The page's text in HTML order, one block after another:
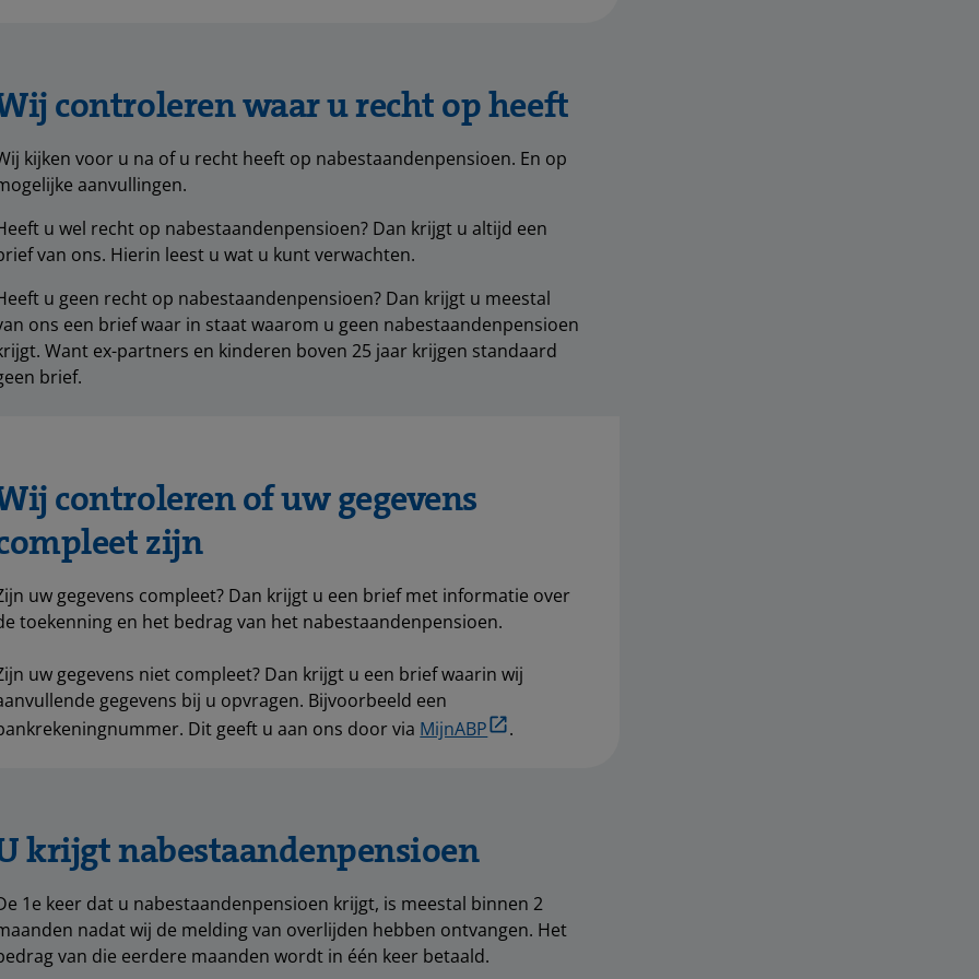
controleren waar u recht op heeft
kijken voor u na of u recht heeft op nabestaandenpensioen. En op
aanvullingen.
u wel recht op nabestaandenpensioen? Dan krijgt u altijd een
van ons. Hierin leest u wat u kunt verwachten.
u geen recht op nabestaandenpensioen? Dan krijgt u meestal
ons een brief waar in staat waarom u geen nabestaandenpensioen
Want ex-partners en kinderen boven 25 jaar krijgen standaard
brief.
controleren of uw gegevens
zijn
uw gegevens compleet? Dan krijgt u een brief met informatie over
toekenning en het bedrag van het nabestaandenpensioen.
uw gegevens niet compleet? Dan krijgt u een brief waarin wij
gegevens bij u opvragen. Bijvoorbeeld een
Dit geeft u aan ons door via MijnABP .
krijgt nabestaandenpensioen
1e keer dat u nabestaandenpensioen krijgt, is meestal binnen 2
nadat wij de melding van overlijden hebben ontvangen. Het
van die eerdere maanden wordt in één keer betaald.